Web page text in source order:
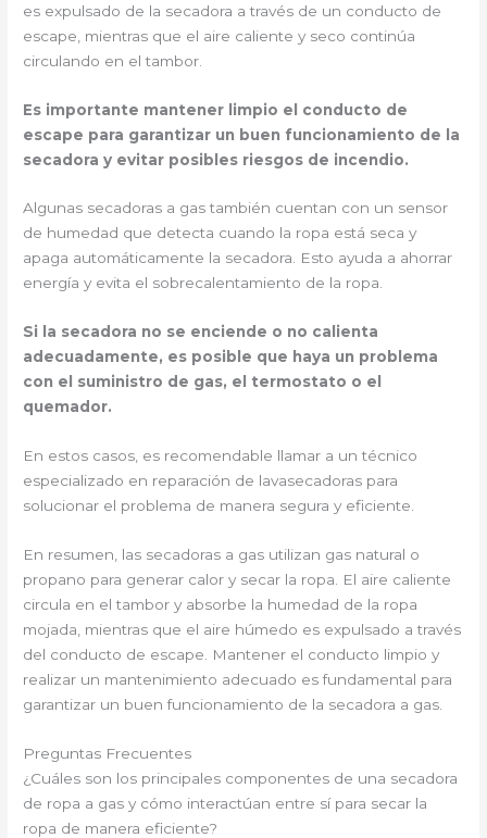
es expulsado de la secadora a través de un conducto de
escape, mientras que el aire caliente y seco continúa
circulando en el tambor.
Es importante mantener limpio el conducto de
escape para garantizar un buen funcionamiento de la
secadora y evitar posibles riesgos de incendio.
Algunas secadoras a gas también cuentan con un sensor
de humedad que detecta cuando la ropa está seca y
apaga automáticamente la secadora. Esto ayuda a ahorrar
energía y evita el sobrecalentamiento de la ropa.
Si la secadora no se enciende o no calienta
adecuadamente, es posible que haya un problema
con el suministro de gas, el termostato o el
quemador.
En estos casos, es recomendable llamar a un técnico
especializado en reparación de lavasecadoras para
solucionar el problema de manera segura y eficiente.
En resumen, las secadoras a gas utilizan gas natural o
propano para generar calor y secar la ropa. El aire caliente
circula en el tambor y absorbe la humedad de la ropa
mojada, mientras que el aire húmedo es expulsado a través
del conducto de escape. Mantener el conducto limpio y
realizar un mantenimiento adecuado es fundamental para
garantizar un buen funcionamiento de la secadora a gas.
Preguntas Frecuentes
¿Cuáles son los principales componentes de una secadora
de ropa a gas y cómo interactúan entre sí para secar la
ropa de manera eficiente?